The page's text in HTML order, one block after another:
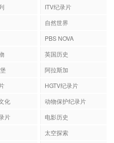
ITV纪录片
自然世界
PBS NOVA
英国历史
阿拉斯加
HGTV纪录片
化
动物保护纪录片
片
电影历史
太空探索